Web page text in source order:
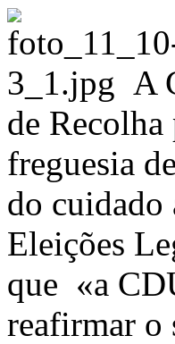
A
de
freguesia
do cuidado
Eleições
que «a
reafirmar o